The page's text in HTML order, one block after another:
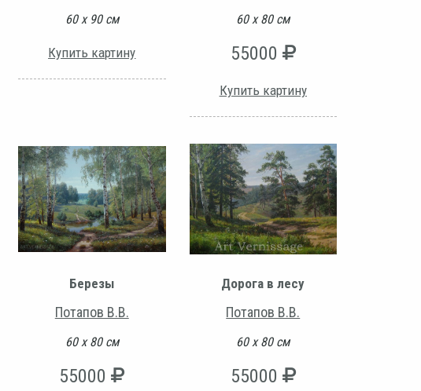
60 х 90 см
Купить картину
60 х 80 см
55000
Купить картину
Березы
Потапов В.В.
60 х 80 см
55000
Дорога в лесу
Потапов В.В.
60 х 80 см
55000